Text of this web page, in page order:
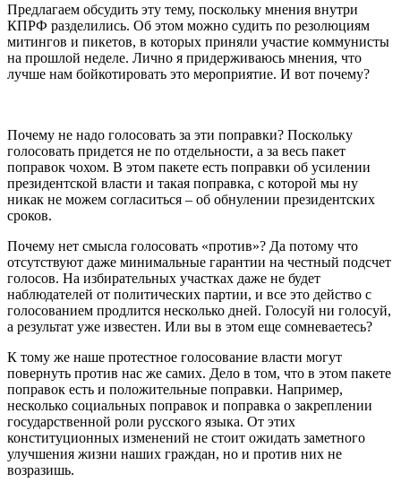
Предлагаем обсудить эту тему, поскольку мнения внутри
КПРФ разделились. Об этом можно судить по резолюциям
митингов и пикетов, в которых приняли участие коммунисты
на прошлой неделе. Лично я придерживаюсь мнения, что
лучше нам бойкотировать это мероприятие. И вот почему?
Почему не надо голосовать за эти поправки? Поскольку
голосовать придется не по отдельности, а за весь пакет
поправок чохом. В этом пакете есть поправки об усилении
президентской власти и такая поправка, с которой мы ну
никак не можем согласиться – об обнулении президентских
сроков.
Почему нет смысла голосовать «против»? Да потому что
отсутствуют даже минимальные гарантии на честный подсчет
голосов. На избирательных участках даже не будет
наблюдателей от политических партии, и все это действо с
голосованием продлится несколько дней. Голосуй ни голосуй,
а результат уже известен. Или вы в этом еще сомневаетесь?
К тому же наше протестное голосование власти могут
повернуть против нас же самих. Дело в том, что в этом пакете
поправок есть и положительные поправки. Например,
несколько социальных поправок и поправка о закреплении
государственной роли русского языка. От этих
конституционных изменений не стоит ожидать заметного
улучшения жизни наших граждан, но и против них не
возразишь.